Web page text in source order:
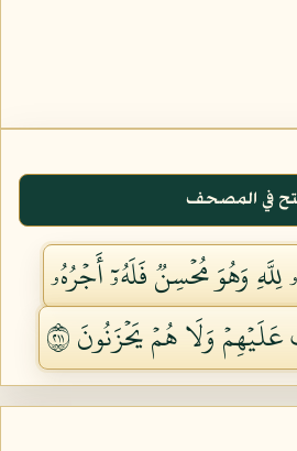
في المصحف
وَهُوَ مُحۡسِنٞ فَلَهُۥٓ أَجۡرُهُۥ
وَلَا هُمۡ يَحۡزَنُونَ ١١٢